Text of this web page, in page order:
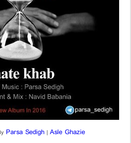
Parsa Sedigh| Asle Ghazie